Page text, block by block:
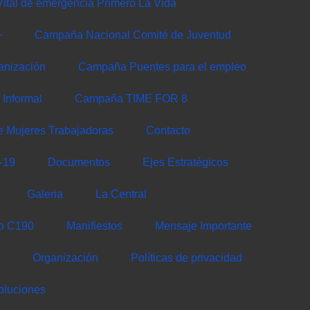
de emergencia Primero La Vida
Campaña Nacional Comité de Juventud
Campaña Puentes para el empleo
Campaña TIME FOR 8
Mujeres Trabajadoras Contacto
19 Documentos Ejes Estratégicos
Galeria La Central
C190 Manifiestos Mensaje Importante
Organización Políticas de privacidad